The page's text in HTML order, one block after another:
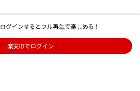
ログインするとフル再生で楽しめる！
楽天IDでログイン